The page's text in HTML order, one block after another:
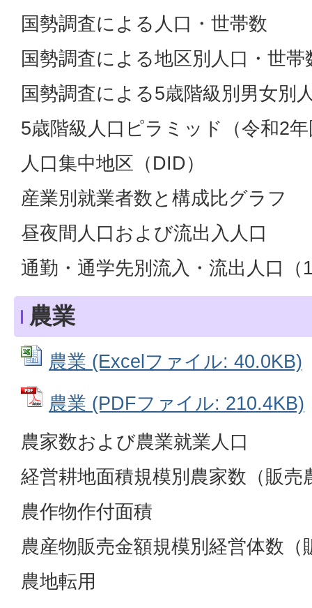
国勢調査による人口・世帯数
国勢調査による地区別人口・世帯
国勢調査による5歳階級別男女別
5歳階級人口ピラミッド（令和2
人口集中地区（DID）
産業別就業者数と構成比グラフ
昼夜間人口および流出入人口
通勤・通学先別流入・流出人口（
農業
農業 (Excelファイル: 40.0KB)
農業 (PDFファイル: 210.4KB)
農家数および農業就業人口
経営耕地面積規模別農家数（販売
農作物作付面積
農産物販売金額規模別経営体数（
農地転用